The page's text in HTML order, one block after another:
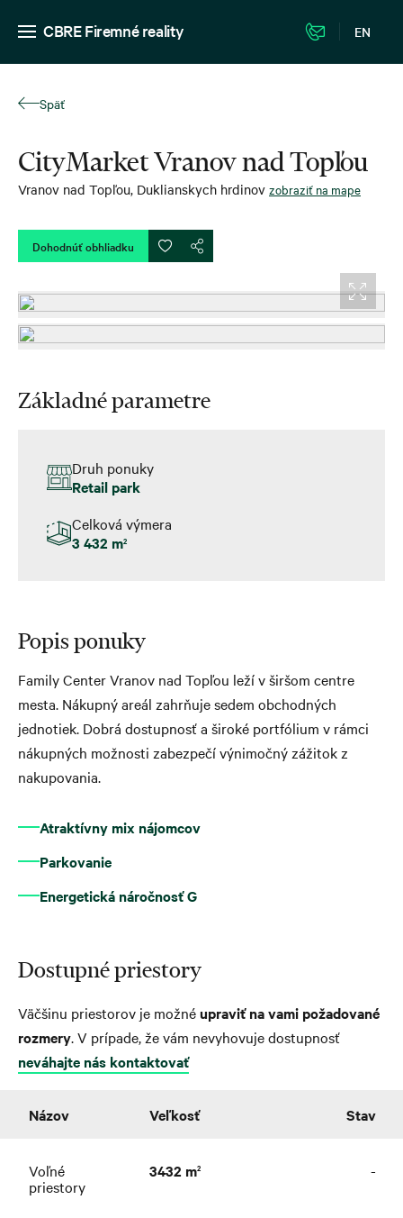
CBRE Firemné reality EN
Späť
CityMarket Vranov nad Topľou
Vranov nad Topľou, Duklianskych hrdinov zobraziť na mape
Dohodnúť obhliadku
Základné parametre
Druh ponuky
Retail park
Celková výmera
3 432 m2
Popis ponuky
Family Center Vranov nad Topľou leží v širšom centre
mesta. Nákupný areál zahrňuje sedem obchodných
jednotiek. Dobrá dostupnosť a široké portfólium v rámci
nákupných možnosti zabezpečí výnimočný zážitok z
nakupovania.
Atraktívny mix nájomcov
Parkovanie
Energetická náročnosť G
Dostupné priestory
Väčšinu priestorov je možnéupraviť na vami požadované
rozmery. V prípade, že vám nevyhovuje dostupnosť
neváhajte nás kontaktovať
Názov Veľkosť Stav
Voľné
priestory
3432 m2 -